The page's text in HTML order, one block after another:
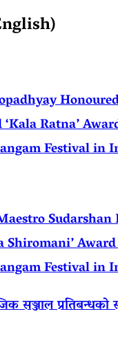
Ratna’
Festival in
Sudarshan
Shiromani’
Festival in
सञ्जाल प्रतिबन्धको